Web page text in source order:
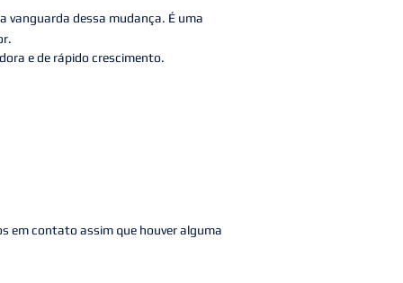
vanguarda dessa mudança. É uma
e de rápido crescimento.
em contato assim que houver alguma